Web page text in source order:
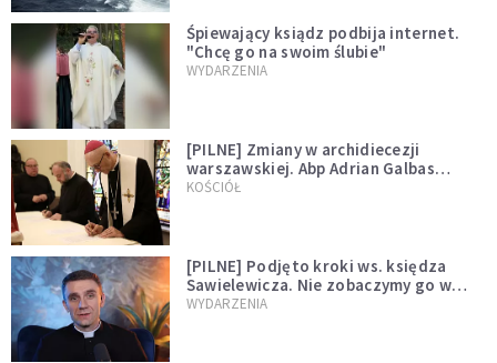
Śpiewający ksiądz podbija internet.
"Chcę go na swoim ślubie"
WYDARZENIA
[PILNE] Zmiany w archidiecezji
warszawskiej. Abp Adrian Galbas
wręczył dekrety nowym proboszczom
KOŚCIÓŁ
[PILNE] Podjęto kroki ws. księdza
Sawielewicza. Nie zobaczymy go w
mediach
WYDARZENIA